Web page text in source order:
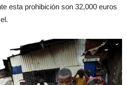
esta prohibición son 32,000 euros